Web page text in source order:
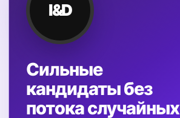
I&D
Сильные
кандидаты без
потока случайных